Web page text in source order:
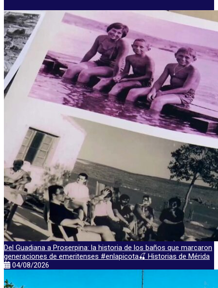
Del Guadiana a Proserpina: la historia de los baños que marcaron
generaciones de emeritenses #enlapicota🍒 Historias de Mérida
04/08/2026